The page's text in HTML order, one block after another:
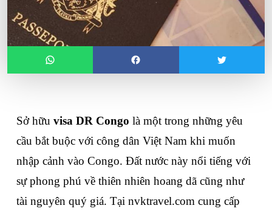
Sở hữu visa DR Congo là một trong những yêu
cầu bắt buộc với công dân Việt Nam khi muốn
nhập cảnh vào Congo. Đất nước này nổi tiếng với
sự phong phú về thiên nhiên hoang dã cũng như
tài nguyên quý giá. Tại nvktravel.com cung cấp